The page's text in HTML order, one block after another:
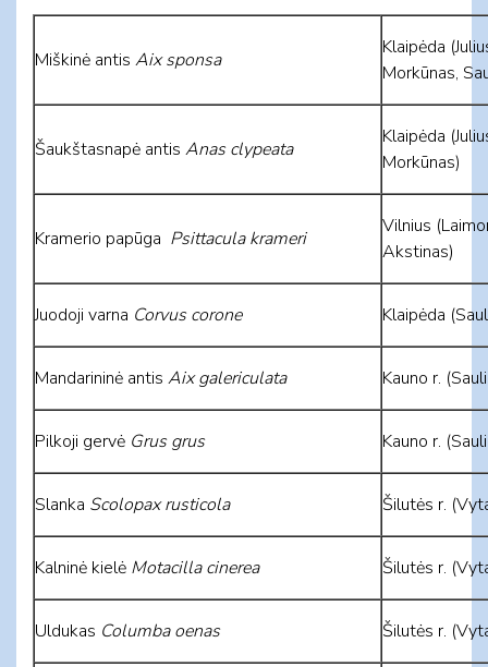
Miškinė antis Aix sponsa
Klaipėda
Morkūnas,
Šaukštasnapė antis Anas clypeata
Klaipėda
Morkūnas)
Kramerio papūga Psittacula krameri
Vilnius
Akstinas)
Juodoji varna Corvus corone Klaipėda
Mandarininė antis Aix galericulata Kauno r.
Pilkoji gervė Grus grus Kauno r.
Slanka Scolopax rusticola Šilutės r.
Kalninė kielė Motacilla cinerea Šilutės r.
Uldukas Columba oenas Šilutės r.